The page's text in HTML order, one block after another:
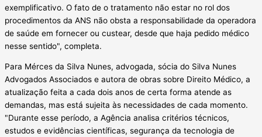
exemplificativo. O fato de o tratamento não estar no rol dos
procedimentos da ANS não obsta a responsabilidade da operadora
de saúde em fornecer ou custear, desde que haja pedido médico
nesse sentido", completa.
Para Mérces da Silva Nunes, advogada, sócia do Silva Nunes
Advogados Associados e autora de obras sobre Direito Médico, a
atualização feita a cada dois anos de certa forma atende as
demandas, mas está sujeita às necessidades de cada momento.
"Durante esse período, a Agência analisa critérios técnicos,
estudos e evidências científicas, segurança da tecnologia de